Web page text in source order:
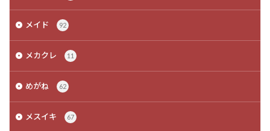
メイド 92
メカクレ 11
めがね 62
メスイキ 67